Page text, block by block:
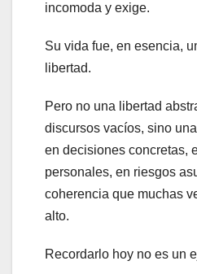
incomoda y exige.
Su vida fue, en esencia,
libertad.
Pero no una libertad
discursos vacíos, sino
en decisiones concretas,
personales, en riesgos
coherencia que muchas
alto.
Recordarlo hoy no es un